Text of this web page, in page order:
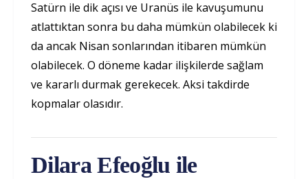
Satürn ile dik açısı ve Uranüs ile kavuşumunu
atlattıktan sonra bu daha mümkün olabilecek ki
da ancak Nisan sonlarından itibaren mümkün
olabilecek. O döneme kadar ilişkilerde sağlam
ve kararlı durmak gerekecek. Aksi takdirde
kopmalar olasıdır.
Dilara Efeoğlu ile